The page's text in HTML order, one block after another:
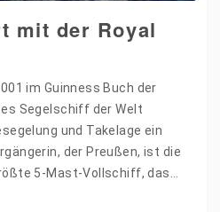
mit der Royal
im Guinness Buch der
Segelschiff der Welt
und Takelage ein
der Preußen, ist die
5-Mast-Vollschiff, das